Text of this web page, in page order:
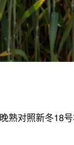
熟对照新冬18